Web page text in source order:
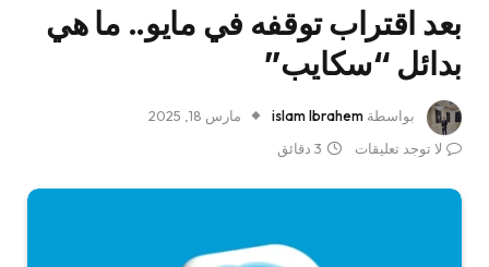
بعد اقتراب توقفه في مايو.. ما هي
بدائل “سكايب”
بواسطة islam Ibrahem
مارس 18, 2025
لا توجد تعليقات
3 دقائق